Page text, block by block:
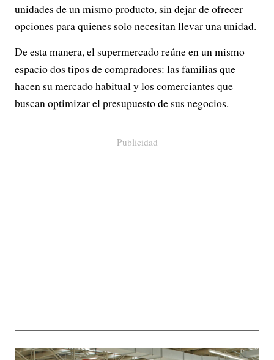
unidades de un mismo producto, sin dejar de ofrecer
opciones para quienes solo necesitan llevar una unidad.
De esta manera, el supermercado reúne en un mismo
espacio dos tipos de compradores: las familias que
hacen su mercado habitual y los comerciantes que
buscan optimizar el presupuesto de sus negocios.
Publicidad